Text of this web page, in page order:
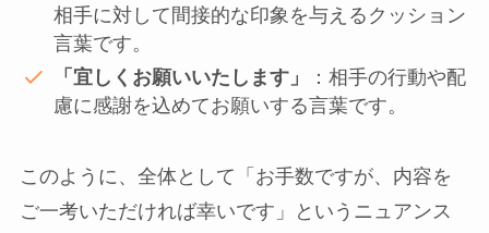
相手に対して間接的な印象を与えるクッション
言葉です。
「宜しくお願いいたします」
：相手の行動や配
慮に感謝を込めてお願いする言葉です。
このように、全体として「お手数ですが、内容を
ご一考いただければ幸いです」というニュアンス